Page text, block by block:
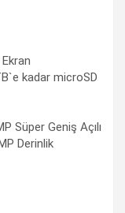
kadar microSD
Süper Geniş Açılı
Derinlik